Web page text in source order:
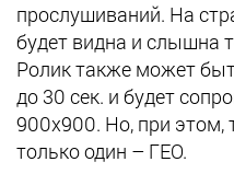
прослушиваний. На
будет видна и слышна
Ролик также может
до 30 сек. и будет
900х900. Но, при этом,
только один – ГЕО.